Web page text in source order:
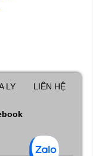
LY LIÊN HỆ